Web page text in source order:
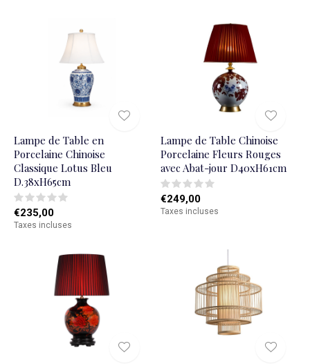
Lampe de Table en
Porcelaine Chinoise
Classique Lotus Bleu
D.38xH65cm
€235,00
Taxes incluses
Lampe de Table Chinoise
Porcelaine Fleurs Rouges
avec Abat-jour D40xH61cm
€249,00
Taxes incluses